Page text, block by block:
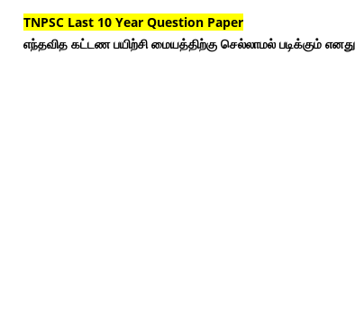
TNPSC Last 10 Year Question Paper
எந்தவித கட்டண பயிற்சி மையத்திற்கு செல்லாமல் படிக்கும்